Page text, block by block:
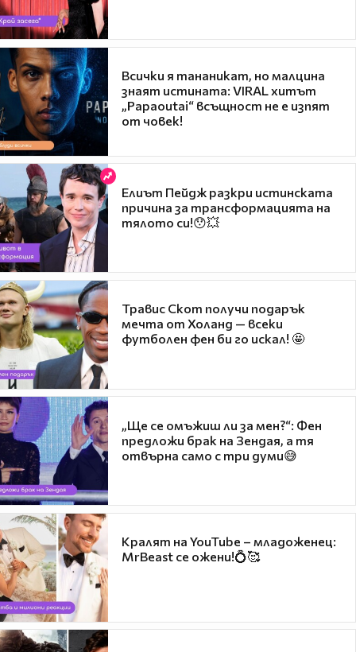
Всички я тананикат, но малцина
знаят истината: VIRAL хитът
„Papaoutai“ всъщност не е изпят
от човек!
Елиът Пейдж разкри истинската
причина за трансформацията на
тялото си!😯💥
Травис Скот получи подарък
мечта от Холанд — всеки
футболен фен би го искал! 🤩
„Ще се омъжиш ли за мен?“: Фен
предложи брак на Зендая, а тя
отвърна само с три думи😅
Кралят на YouTube – младоженец:
MrBeast се ожени!💍🥰